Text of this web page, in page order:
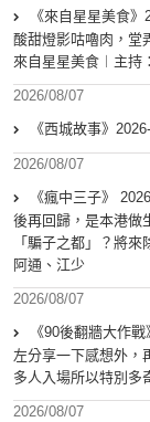
《來自星星美食
酸甜燈影咕嚕肉，堂
來自星星美食︱主持
2026/08/07
《西城故事》
2026/08/07
《瘋中三子》
後再回歸，是本港做
「騙子之都」？將
阿通、江少
2026/08/07
《90後翻牆大作
左分享一下感想外，
多人入場所以特別多
2026/08/07